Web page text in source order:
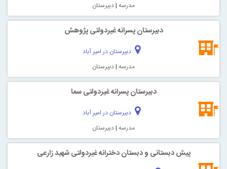
مدرسه |دبیرستان
دبیرستان پسرانه غیردولتی پژوهش
دبیرستان در امیر آباد
مدرسه |دبیرستان
دبیرستان پسرانه غیردولتی سما
دبیرستان در امیر آباد
مدرسه |دبیرستان
پیش دبستانی و دبستان دخترانه غیردولتی شهید زارعی